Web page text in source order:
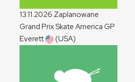
13.11.2026 Zaplanowane
Grand Prix Skate America GP
Everett
(USA)